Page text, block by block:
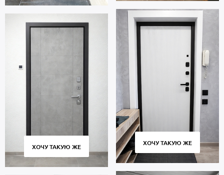
ХОЧУ ТАКУЮ ЖЕ
ХОЧУ ТАКУЮ ЖЕ